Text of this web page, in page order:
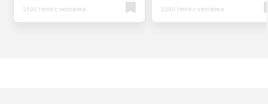
2500 тенге с человека
2500 тенге с человека